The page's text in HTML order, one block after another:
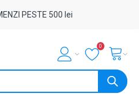
PESTE 500 lei
0